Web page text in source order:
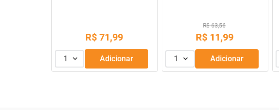
R$ 9,99
1 Adicionar
R$ 169,99
ou3x de R$ 56,66
1 Adicionar